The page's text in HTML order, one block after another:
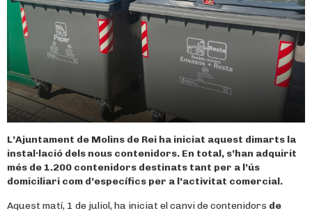
L’Ajuntament de Molins de Rei ha iniciat aquest dimarts la
instal·lació dels nous contenidors. En total, s’han adquirit
més de 1.200 contenidors destinats tant per a l’ús
domiciliari com d’específics per a l’activitat comercial.
Aquest matí, 1 de juliol, ha iniciat el canvi de contenidors de